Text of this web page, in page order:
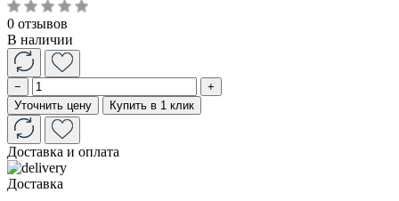
0 отзывов
В наличии
−
+
Уточнить цену
Купить в 1 клик
Доставка и оплата
Доставка